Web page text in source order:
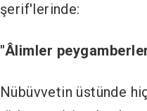
şerif'lerinde:
"Âlimler
Nübüvvetin üstünde